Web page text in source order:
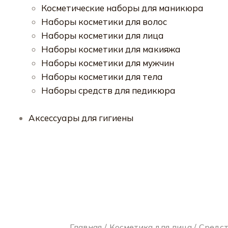
Косметические наборы для маникюра
Наборы косметики для волос
Наборы косметики для лица
Наборы косметики для макияжа
Наборы косметики для мужчин
Наборы косметики для тела
Наборы средств для педикюра
Аксессуары для гигиены